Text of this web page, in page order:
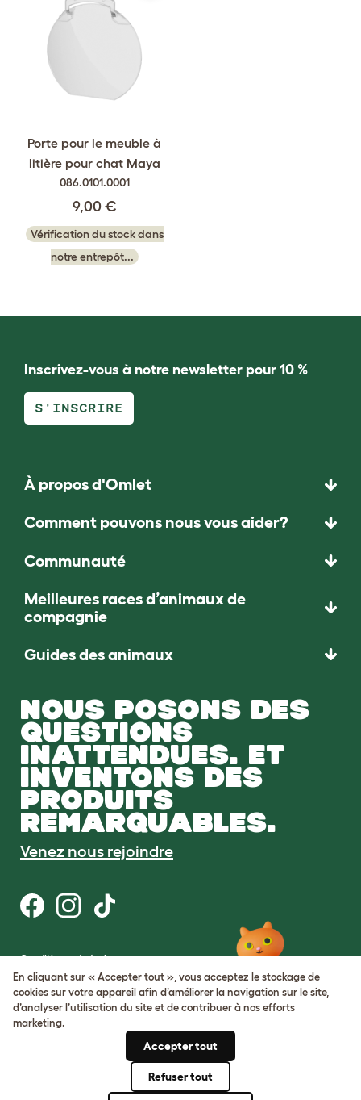
Porte pour le meuble à
litière pour chat Maya
086.0101.0001
9,00 €
Vérification du stock dans
notre entrepôt...
Inscrivez-vous à notre newsletter pour 10 %
S'INSCRIRE
À propos d'Omlet
Comment pouvons nous vous aider?
Communauté
Meilleures races d’animaux de
compagnie
Guides des animaux
NOUS POSONS DES
QUESTIONS
INATTENDUES. ET
INVENTONS DES
PRODUITS
REMARQUABLES.
Venez nous rejoindre
Conditions générales
Protection de la vie privée et cookies
Cookie Settings
Plan du site
Numéro de TVA: FR34839369105
Numéro d’immatriculation de
En cliquant sur « Accepter tout », vous acceptez le stockage de
cookies sur votre appareil afin d’améliorer la navigation sur le site,
d’analyser l’utilisation du site et de contribuer à nos efforts
marketing.
Accepter tout
Refuser tout